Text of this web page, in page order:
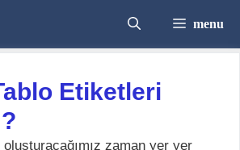
menu
Etiketleri
zaman yer yer